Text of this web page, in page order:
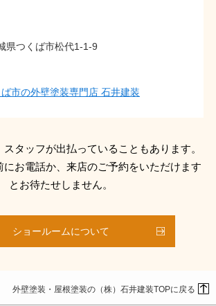
県つくば市松代1-1-9
市の外壁塗装専門店 石井建装
タッフが出払っていることもあります。
にお電話か、来店のご予約をいただけます
とお待たせしません。
ショールームについて
外壁塗装・屋根塗装の（株）石井建装TOPに戻る